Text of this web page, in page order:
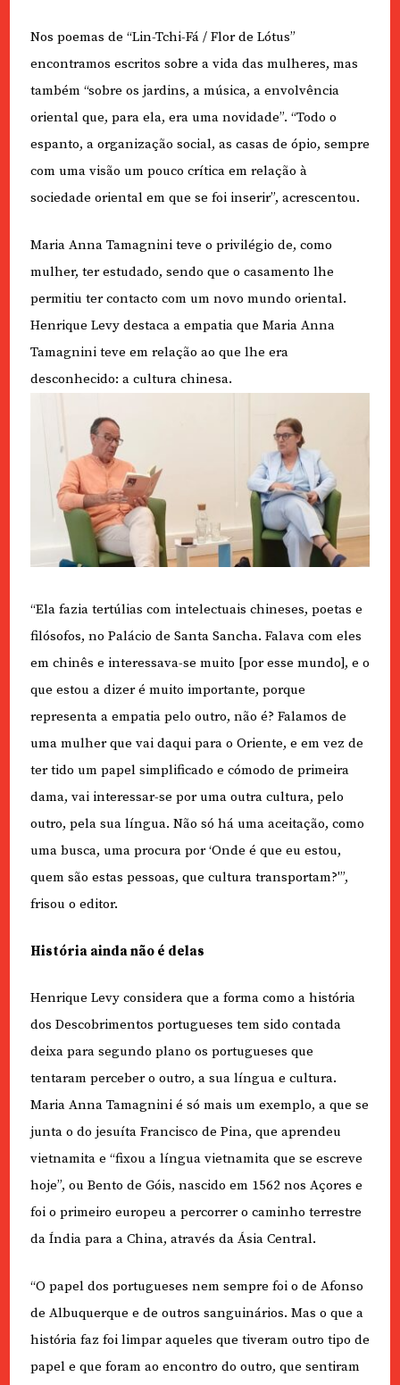
Nos poemas de “Lin-Tchi-Fá / Flor de Lótus”
encontramos escritos sobre a vida das mulheres, mas
também “sobre os jardins, a música, a envolvência
oriental que, para ela, era uma novidade”. “Todo o
espanto, a organização social, as casas de ópio, sempre
com uma visão um pouco crítica em relação à
sociedade oriental em que se foi inserir”, acrescentou.
Maria Anna Tamagnini teve o privilégio de, como
mulher, ter estudado, sendo que o casamento lhe
permitiu ter contacto com um novo mundo oriental.
Henrique Levy destaca a empatia que Maria Anna
Tamagnini teve em relação ao que lhe era
desconhecido: a cultura chinesa.
“Ela fazia tertúlias com intelectuais chineses, poetas e
filósofos, no Palácio de Santa Sancha. Falava com eles
em chinês e interessava-se muito [por esse mundo], e o
que estou a dizer é muito importante, porque
representa a empatia pelo outro, não é? Falamos de
uma mulher que vai daqui para o Oriente, e em vez de
ter tido um papel simplificado e cómodo de primeira
dama, vai interessar-se por uma outra cultura, pelo
outro, pela sua língua. Não só há uma aceitação, como
uma busca, uma procura por ‘Onde é que eu estou,
quem são estas pessoas, que cultura transportam?'”,
frisou o editor.
História ainda não é delas
Henrique Levy considera que a forma como a história
dos Descobrimentos portugueses tem sido contada
deixa para segundo plano os portugueses que
tentaram perceber o outro, a sua língua e cultura.
Maria Anna Tamagnini é só mais um exemplo, a que se
junta o do jesuíta Francisco de Pina, que aprendeu
vietnamita e “fixou a língua vietnamita que se escreve
hoje”, ou Bento de Góis, nascido em 1562 nos Açores e
foi o primeiro europeu a percorrer o caminho terrestre
da Índia para a China, através da Ásia Central.
“O papel dos portugueses nem sempre foi o de Afonso
de Albuquerque e de outros sanguinários. Mas o que a
história faz foi limpar aqueles que tiveram outro tipo de
papel e que foram ao encontro do outro, que sentiram